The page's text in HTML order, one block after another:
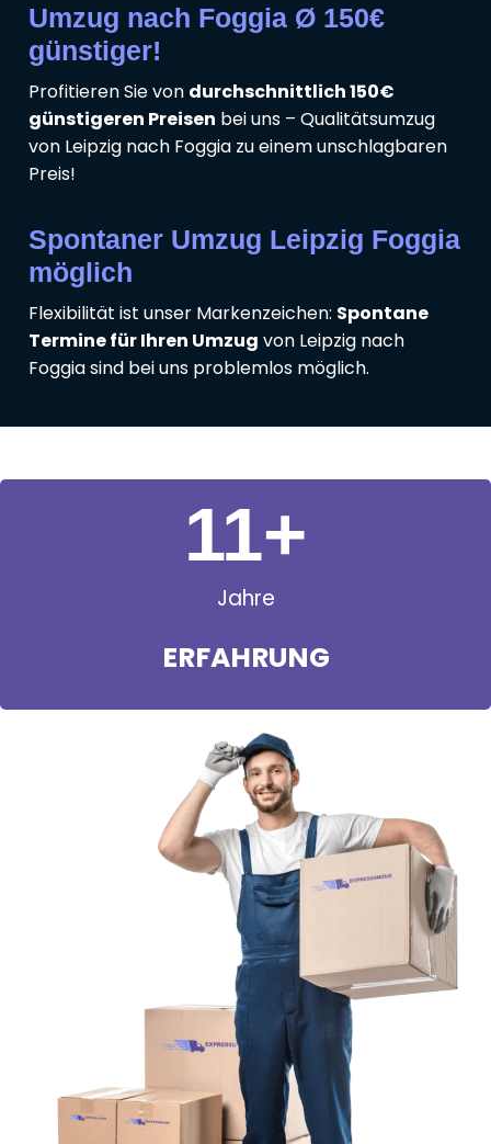
Umzug nach Foggia Ø 150€
günstiger!
Profitieren Sie von durchschnittlich 150€
günstigeren Preisen bei uns – Qualitätsumzug
von Leipzig nach Foggia zu einem unschlagbaren
Preis!
Spontaner Umzug Leipzig Foggia
möglich
Flexibilität ist unser Markenzeichen: Spontane
Termine für Ihren Umzug von Leipzig nach
Foggia sind bei uns problemlos möglich.
Jahre
ERFAHRUNG
11+